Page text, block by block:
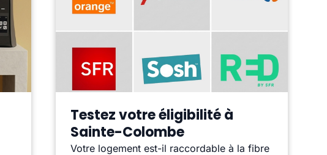
Testez votre éligibilité à
Sainte-Colombe
Votre logement est-il raccordable à la fibre